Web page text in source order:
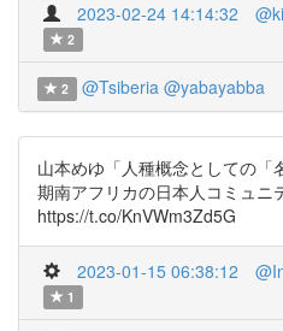
2023-02-24 14:14:32
2
2 @Tsiberia @yabayabba
山本めゆ「人種概念としての
期南アフリカの日本人コミュニ
https://t.co/KnVWm3Zd5G
2023-01-15 06:38:12
1